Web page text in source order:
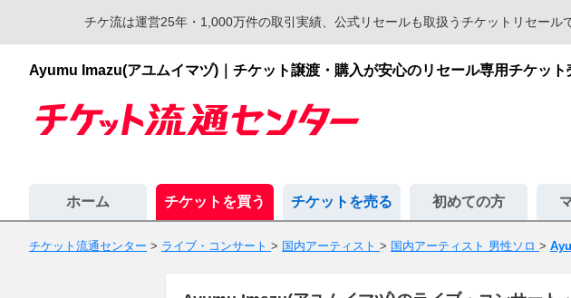
チケ流は運営25年・1,000万件の取引実績、公式リセールも取扱うチケットリセー
Ayumu Imazu(アユムイマヅ)｜チケット譲渡・購入が安心のリセール専用チケット
ホーム チケットを買う チケットを売る 初めての方
チケット流通センター > ライブ・コンサート > 国内アーティスト > 国内アーティスト 男性ソロ >